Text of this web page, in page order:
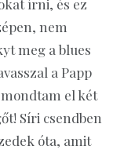
írni, és ez
nem
meg a blues
a Papp
el két
Síri csendben
óta, amit